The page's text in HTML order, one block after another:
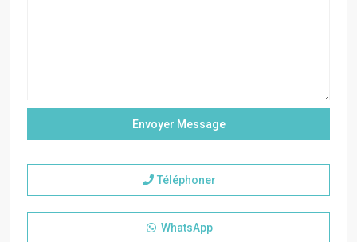
Téléphoner
WhatsApp